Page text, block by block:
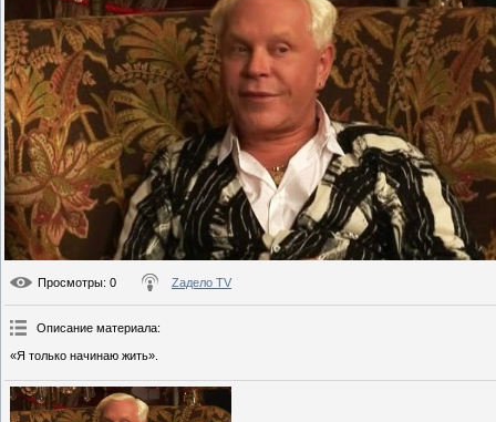
Просмотры: 0 Zадело TV
Описание материала:
«Я только начинаю жить».